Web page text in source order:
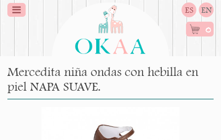
ES EN
0
Mercedita niña ondas con hebilla en
piel NAPA SUAVE.